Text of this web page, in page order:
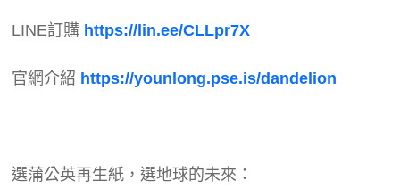
LINE訂購 https://lin.ee/CLLpr7X
官網介紹 https://younlong.pse.is/dandelion
選蒲公英再生紙，選地球的未來：